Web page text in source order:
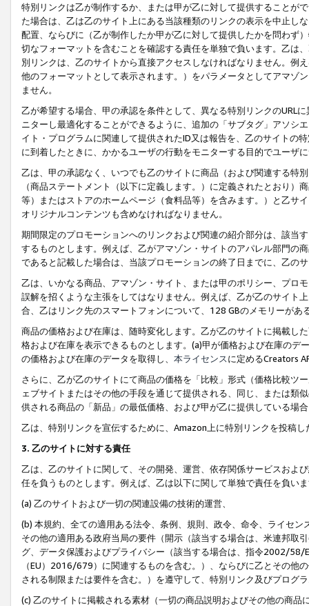
特別リンクは乙が制作するか、または甲が乙に対して提供することが
た場合は、乙は乙のサイト上にある当該種類のリンクの表示を中止し
配置、ならびに（乙が制作したか甲が乙に対して提供したかを問わず
切なフォーマットを含むことを確認する責任を単独で負います。乙は
別リンクは、乙のサイトから直接アクセスしなければなりません。例
他のフォーマットとして表示されます。）をパラメータとしてアマゾ
ません。
乙が希望する場合、甲の承認を条件として、異なる特別リンクのURL
ニターし最適化することができるように、追加の「サブタグ」アソシ
イト・プログラムに関連して提供されたID又は報告を、乙のサイトの
に到着したときに、かかるユーザの行動をモニターする目的でユーザ
乙は、甲の承認なく、いつでも乙のサイトに商品（および関連する特
（商品ステートメント（以下に定義します。）に定義されたとおり
等）またはストアのホームページ（食料品等）を含みます。）と乙サ
オリジナルコンテンツも含めなければなりません。
期間限定のプロモーションへのリンクおよび関連の紹介部分は、該当
するものとします。例えば、乙がアマゾン・サイトのアパレル部門の
であると記載した場合は、当該プロモーションの終了日までに、乙の
乙は、いかなる商品、アマゾン・サイト、または甲のポリシー、プロ
誤解を招くような主張をしてはなりません。例えば、乙が乙のサイト
合、乙はリンク先のスマートフォンについて、128 GBのメモリーがあ
商品の価格および在庫は、随時変化します。乙が乙のサイトに掲載し
格および在庫を表示できるものとします。(a)甲が価格および在庫の
の価格および在庫のデータを取得し、 本ライセンスに定めるCreators
さらに、乙が乙のサイトにて商品の価格を「比較」形式（価格比較ツ
ェブサイトまたはその他の手段を通じて提供される、同じ、または類
供される商品の「新品」の最低価格、および甲が乙に提供している場
乙は、特別リンクを宣伝するために、Amazon上に特別リンクを投稿
3. 乙のサイトに対する責任
乙は、乙のサイトに関して、その開発、運営、依存関係サービスおよ
任を負うものとします。例えば、乙は以下に関して単独で責任を負い
(a) 乙のサイトおよび一切の関連設備の技術的運営、
(b) 本規約、全ての適用ある法令、条例、規則、政令、命令、ライセ
その他の適用ある政府当局の要件（開示（該当する場合は、米連邦取
グ、データ保護およびプライバシー（該当する場合は、指令2002/58/
（EU）2016/679）に関連するものを含む。）、ならびに乙とその他
される制限または要件を含む。）を遵守して、特別リンク及びプログ
(c) 乙のサイトに掲載される素材（一切の商品説明およびその他の商